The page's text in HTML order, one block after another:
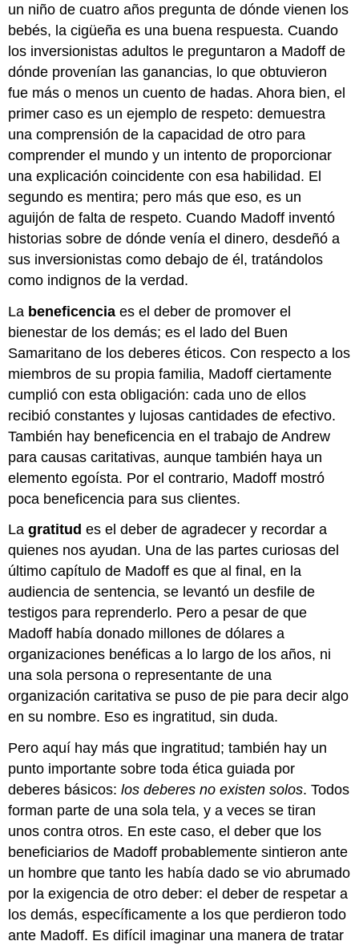
un niño de cuatro años pregunta de dónde vienen los
bebés, la cigüeña es una buena respuesta. Cuando
los inversionistas adultos le preguntaron a Madoff de
dónde provenían las ganancias, lo que obtuvieron
fue más o menos un cuento de hadas. Ahora bien, el
primer caso es un ejemplo de respeto: demuestra
una comprensión de la capacidad de otro para
comprender el mundo y un intento de proporcionar
una explicación coincidente con esa habilidad. El
segundo es mentira; pero más que eso, es un
aguijón de falta de respeto. Cuando Madoff inventó
historias sobre de dónde venía el dinero, desdeñó a
sus inversionistas como debajo de él, tratándolos
como indignos de la verdad.
La beneficencia es el deber de promover el
bienestar de los demás; es el lado del Buen
Samaritano de los deberes éticos. Con respecto a los
miembros de su propia familia, Madoff ciertamente
cumplió con esta obligación: cada uno de ellos
recibió constantes y lujosas cantidades de efectivo.
También hay beneficencia en el trabajo de Andrew
para causas caritativas, aunque también haya un
elemento egoísta. Por el contrario, Madoff mostró
poca beneficencia para sus clientes.
Lagratitud es el deber de agradecer y recordar a
quienes nos ayudan. Una de las partes curiosas del
último capítulo de Madoff es que al final, en la
audiencia de sentencia, se levantó un desfile de
testigos para reprenderlo. Pero a pesar de que
Madoff había donado millones de dólares a
organizaciones benéficas a lo largo de los años, ni
una sola persona o representante de una
organización caritativa se puso de pie para decir algo
en su nombre. Eso es ingratitud, sin duda.
Pero aquí hay más que ingratitud; también hay un
punto importante sobre toda ética guiada por
deberes básicos:los deberes no existen solos. Todos
forman parte de una sola tela, y a veces se tiran
unos contra otros. En este caso, el deber que los
beneficiarios de Madoff probablemente sintieron ante
un hombre que tanto les había dado se vio abrumado
por la exigencia de otro deber: el deber de respetar a
los demás, específicamente a los que perdieron todo
ante Madoff. Es difícil imaginar una manera de tratar